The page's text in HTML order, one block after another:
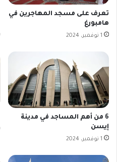
تعرف على مسجد المهاجرين في
هامبورغ
1 نوفمبر، 2024
6 من أهم المساجد في مدينة
إيسن
1 نوفمبر، 2024